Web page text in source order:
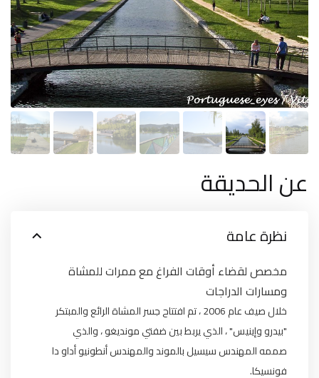
عن الحديقة
نظرة عامة
مخصص لقضاء أوقات الفراغ مع ممرات للمشاة
ومسارات الدراجات
خلال صيف عام 2006 ، تم افتتاح جسر المشاة الرائع والمبتكر
"بيدرو وإينيس" ، الذي يربط بين ضفتي مونديغو ، والذي
صممه المهندس سيسيل بالموند والمهندس أنطونيو أداو دا
فونسيكا.